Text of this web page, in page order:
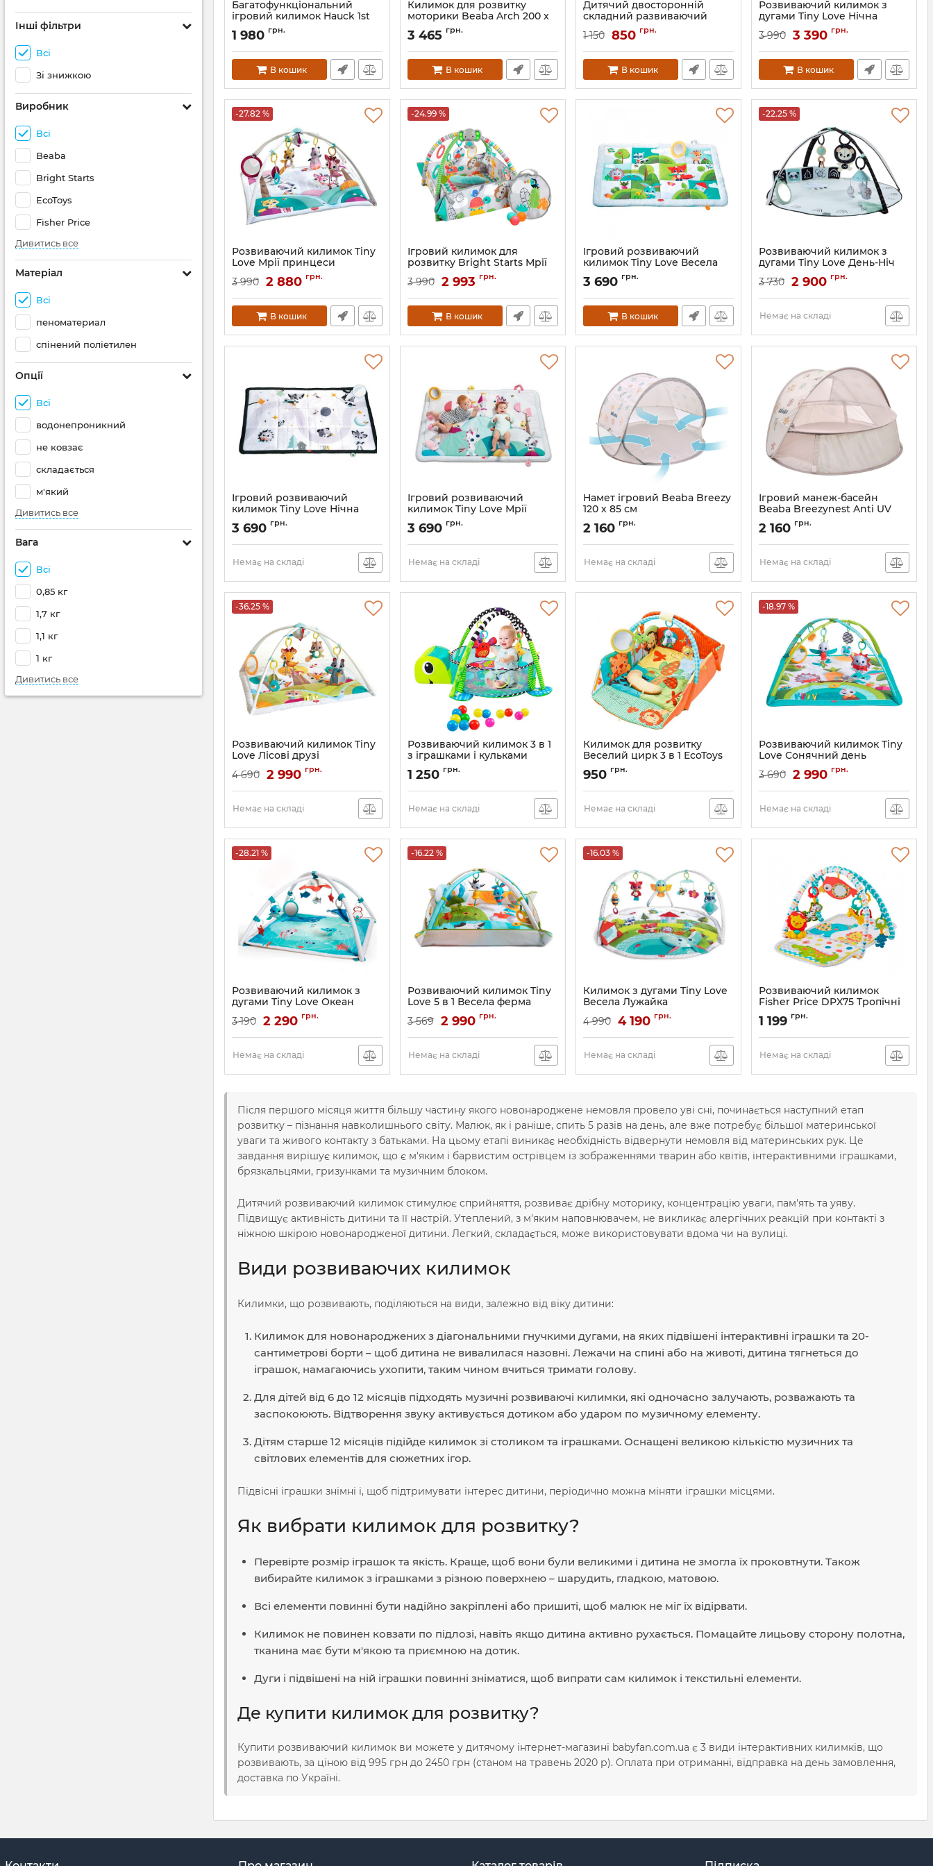
Інші фільтри
Всі
Зі знижкою
Виробник
Всі
Beaba
Bright Starts
EcoToys
Fisher Price
Дивитись все
Матеріал
Всі
пеноматериал
спінений поліетилен
Опції
Всі
водонепроникний
не ковзає
складається
м'який
Дивитись все
Вага
Всі
0,85 кг
1,7 кг
1,1 кг
1 кг
Дивитись все
Багатофункціональний
ігровий килимок Hauck 1st
Артикул:
1 980 грн.
В кошик
Килимок для розвитку
моторики Beaba Arch 200 x
Артикул:
3 465 грн.
В кошик
Дитячий двосторонній
складний развиваючий
термокилимок Poppet
Артикул:PP005-150
1 150 850 грн.
В кошик
Розвиваючий килимок з
дугами Tiny Love Нічна
Артикул:1205906830
3 990 3 390 грн.
В кошик
-27.82 %
Розвиваючий килимок Tiny
Love Мрії принцеси
Артикул:1205506830
3 990 2 880 грн.
В кошик
-24.99 %
Ігровий килимок для
розвитку Bright Starts Мрії
Артикул:074451126244
3 990 2 993 грн.
В кошик
Ігровий розвиваючий
килимок Tiny Love Весела
галявина
Артикул:
3 690 грн.
В кошик
-22.25 %
Розвиваючий килимок з
дугами Tiny Love День-Ніч
Артикул:1209206830
3 730 2 900 грн.
Немає на складі
Ігровий розвиваючий
килимок Tiny Love Нічна
галявина
Артикул:
3 690 грн.
Немає на складі
Ігровий розвиваючий
килимок Tiny Love Мрії
принцеси
Артикул:
3 690 грн.
Немає на складі
Намет ігровий Beaba Breezy
120 х 85 см
Артикул:930372
2 160 грн.
Немає на складі
Ігровий манеж-басейн
Beaba Breezynest Anti UV
100 х 60 см
Артикул:
2 160 грн.
Немає на складі
-36.25 %
Розвиваючий килимок Tiny
Love Лісові друзі
Артикул:1205106830
4 690 2 990 грн.
Немає на складі
Розвиваючий килимок 3 в 1
з іграшками і кульками
EcoToys 88967
1 250 грн.
Немає на складі
Килимок для розвитку
Веселий цирк 3 в 1 EcoToys
JJ8836
950 грн.
Немає на складі
-18.97 %
Розвиваючий килимок Tiny
Love Сонячний день
Артикул:1206506830
3 690 2 990 грн.
Немає на складі
-28.21 %
Розвиваючий килимок з
дугами Tiny Love Океан
Артикул: 1207006830
3 190 2 290 грн.
Немає на складі
-16.22 %
Розвиваючий килимок Tiny
Love 5 в 1 Весела ферма
Артикул:TL120660E001 N8/19
3 569 2 990 грн.
Немає на складі
-16.03 %
Килимок з дугами Tiny Love
Весела Лужайка
Артикул: 1205006830
4 990 4 190 грн.
Немає на складі
Розвиваючий килимок
Fisher Price DPX75 Тропічні
Артикул:
1 199 грн.
Немає на складі
Після першого місяця життя більшу частину якого новонароджене немовля провело уві сні, починається наступний етап
розвитку – пізнання навколишнього світу. Малюк, як і раніше, спить 5 разів на день, але вже потребує більшої материнської
уваги та живого контакту з батьками. На цьому етапі виникає необхідність відвернути немовля від материнських рук. Це
завдання вирішує килимок, що є м'яким і барвистим острівцем із зображеннями тварин або квітів, інтерактивними іграшками,
брязкальцями, гризунками та музичним блоком.
Дитячий розвиваючий килимок стимулює сприйняття, розвиває дрібну моторику, концентрацію уваги, пам'ять та уяву.
Підвищує активність дитини та її настрій. Утеплений, з м'яким наповнювачем, не викликає алергічних реакцій при контакті з
ніжною шкірою новонародженої дитини. Легкий, складається, може використовувати вдома чи на вулиці.
Види розвиваючих килимок
Килимки, що розвивають, поділяються на види, залежно від віку дитини:
Килимок для новонароджених з діагональними гнучкими дугами, на яких підвішені інтерактивні іграшки та 20-
сантиметрові борти – щоб дитина не вивалилася назовні. Лежачи на спині або на животі, дитина тягнеться до
іграшок, намагаючись ухопити, таким чином вчиться тримати голову.
Для дітей від 6 до 12 місяців підходять музичні розвиваючі килимки, які одночасно залучають, розважають та
заспокоюють. Відтворення звуку активується дотиком або ударом по музичному елементу.
Дітям старше 12 місяців підійде килимок зі столиком та іграшками. Оснащені великою кількістю музичних та
світлових елементів для сюжетних ігор.
Підвісні іграшки знімні і, щоб підтримувати інтерес дитини, періодично можна міняти іграшки місцями.
Як вибрати килимок для розвитку?
Перевірте розмір іграшок та якість. Краще, щоб вони були великими і дитина не змогла їх проковтнути. Також
вибирайте килимок з іграшками з різною поверхнею – шарудить, гладкою, матовою.
Всі елементи повинні бути надійно закріплені або пришиті, щоб малюк не міг їх відірвати.
Килимок не повинен ковзати по підлозі, навіть якщо дитина активно рухається. Помацайте лицьову сторону полотна,
тканина має бути м'якою та приємною на дотик.
Дуги і підвішені на ній іграшки повинні зніматися, щоб випрати сам килимок і текстильні елементи.
Де купити килимок для розвитку?
Купити розвиваючий килимок ви можете у дитячому інтернет-магазині babyfan.com.ua є 3 види інтерактивних килимків, що
розвивають, за ціною від 995 грн до 2450 грн (станом на травень 2020 р). Оплата при отриманні, відправка на день замовлення,
доставка по Україні.